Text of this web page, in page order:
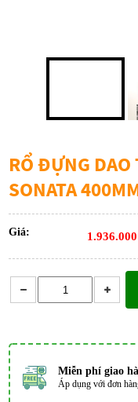
RỔ ĐỰNG DAO
SONATA
Giá:
Miễn phí giao
Áp dụng với đơn